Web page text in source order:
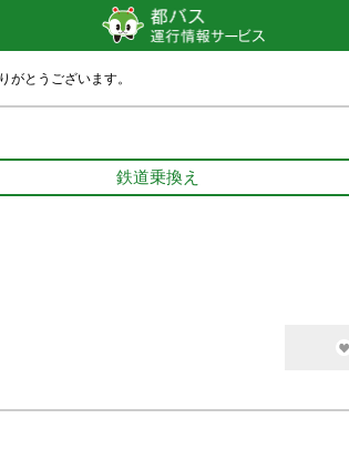
がとうございます。
鉄道乗換え